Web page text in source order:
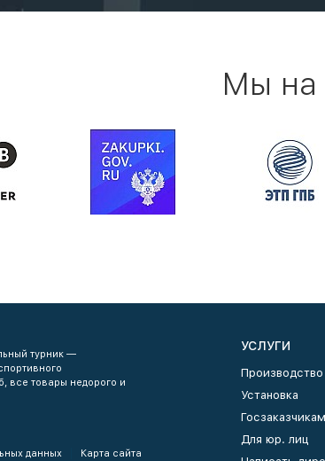
Мы на
турник —
все товары недорого и
данных Карта сайта
УСЛУГИ
Производство
Установка
Госзаказчикам
Для юр. лиц